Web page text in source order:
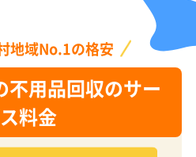
地域No.1の格安
不用品回収のサー
料金